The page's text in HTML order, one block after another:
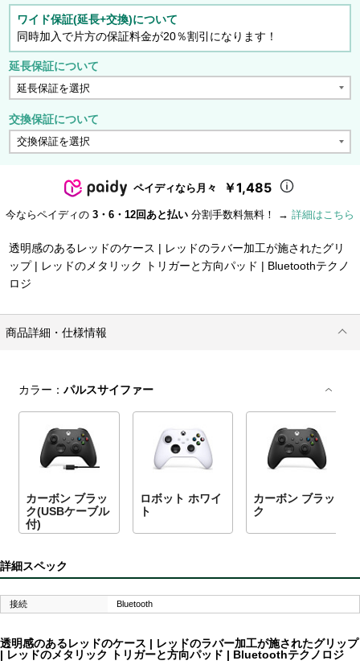
ワイド保証(延長+交換)について
同時加入で片方の保証料金が20％割引になります！
延長保証について
交換保証について
ペイディなら月々 ￥1,485
今ならペイディの 3・6・12回あと払い 分割手数料無料！ → 詳細はこちら
透明感のあるレッドのケース | レッドのラバー加工が施されたグリ
ップ | レッドのメタリック トリガーと方向パッド | Bluetoothテクノ
ロジ
商品詳細・仕様情報
カラー：パルスサイファー
カーボン ブラッ
ク(USBケーブル
付)
ロボット ホワイ
ト
カーボン ブラッ
ク
詳細スペック
接続 Bluetooth
透明感のあるレッドのケース | レッドのラバー加工が施されたグリップ
| レッドのメタリック トリガーと方向パッド | Bluetoothテクノロジ